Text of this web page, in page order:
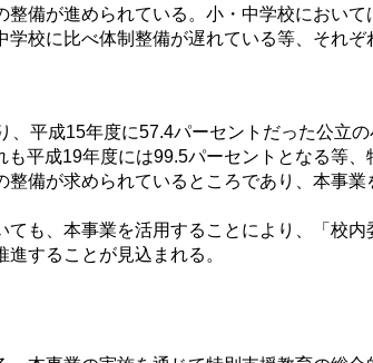
備が進められている。小・中学校におい
校に比べ体制整備が遅れている等、それ
平成15年度に57.4パーセントだった公立
平成19年度には99.5パーセントとなる等、
備が求められているところであり、本事
も、本事業を活用することにより、「校
することが見込まれる。